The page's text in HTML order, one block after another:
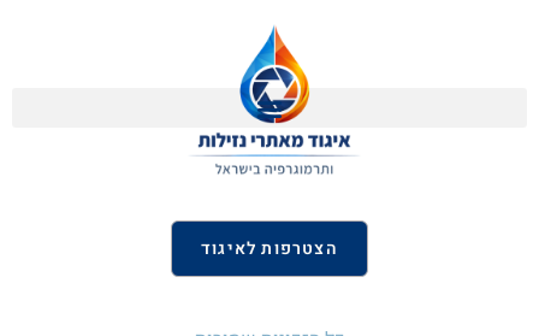
הצטרפות לאיגוד